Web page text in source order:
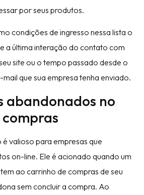
por seus produtos.
condições de ingresso nessa lista o
a última interação do contato com
site ou o tempo passado desde o
que sua empresa tenha enviado.
abandonados no
valioso para empresas que
on-line. Ele é acionado quando um
ao carrinho de compras de seu
sem concluir a compra. Ao